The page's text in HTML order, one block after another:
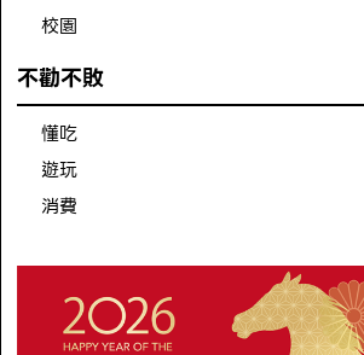
校園
不勸不敗
懂吃
遊玩
消費